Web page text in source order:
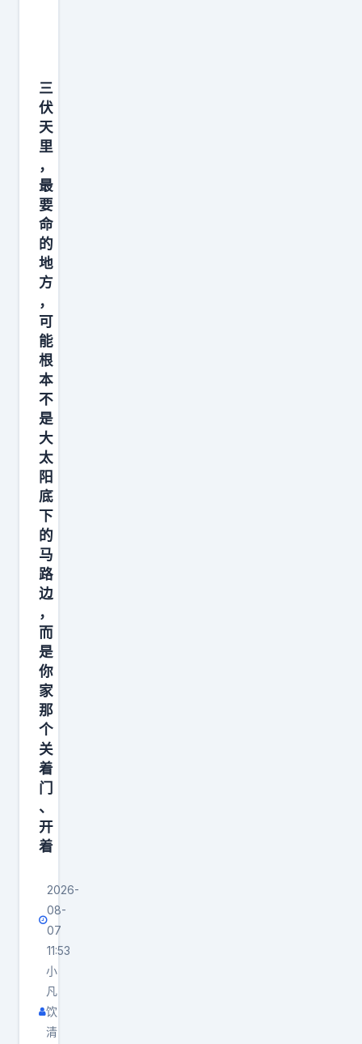
藏
着
一
至
今
让
无
数
司
机
拍
大
腿
的
细
节
。
当
年
设
计
图
纸
刚
三
伏
天
里
，
最
要
命
的
地
方
，
可
能
根
本
不
是
大
太
阳
底
下
的
马
路
边
，
而
是
你
家
那
个
关
着
门
、
开
着
2026-
08-
07
11:53
小
凡
饮
清